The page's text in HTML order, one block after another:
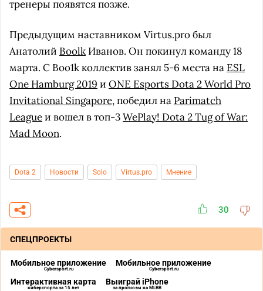
тренеры появятся позже.
Предыдущим наставником Virtus.pro был
Анатолий Boolk Иванов. Он покинул команду 18
марта. С Boo1k коллектив занял 5-6 места на ESL
One Hamburg 2019 и ONE Esports Dota 2 World Pro
Invitational Singapore, победил на Parimatch
Leagueи вошел в топ-3WePlay! Dota 2 Tug of War:
Mad Moon.
Dota 2 Новости Solo Virtus.pro Мнение
30
СПЕЦПРОЕКТЫ
Мобильное приложение
Cybersport.ru
Мобильное приложение
Cybersport.ru
Интерактивная карта
киберспорта за 15 лет
Выиграй iPhone
за прогнозы на MLBB